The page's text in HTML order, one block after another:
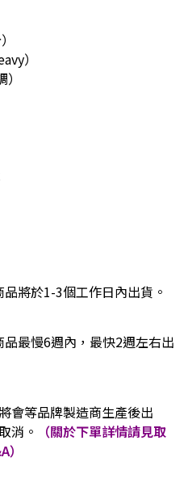
）
將於1-3個工作日內出貨。
最慢6週內，最快2週左右出
等品牌製造商生產後出
消。
（關於下單詳情請見取